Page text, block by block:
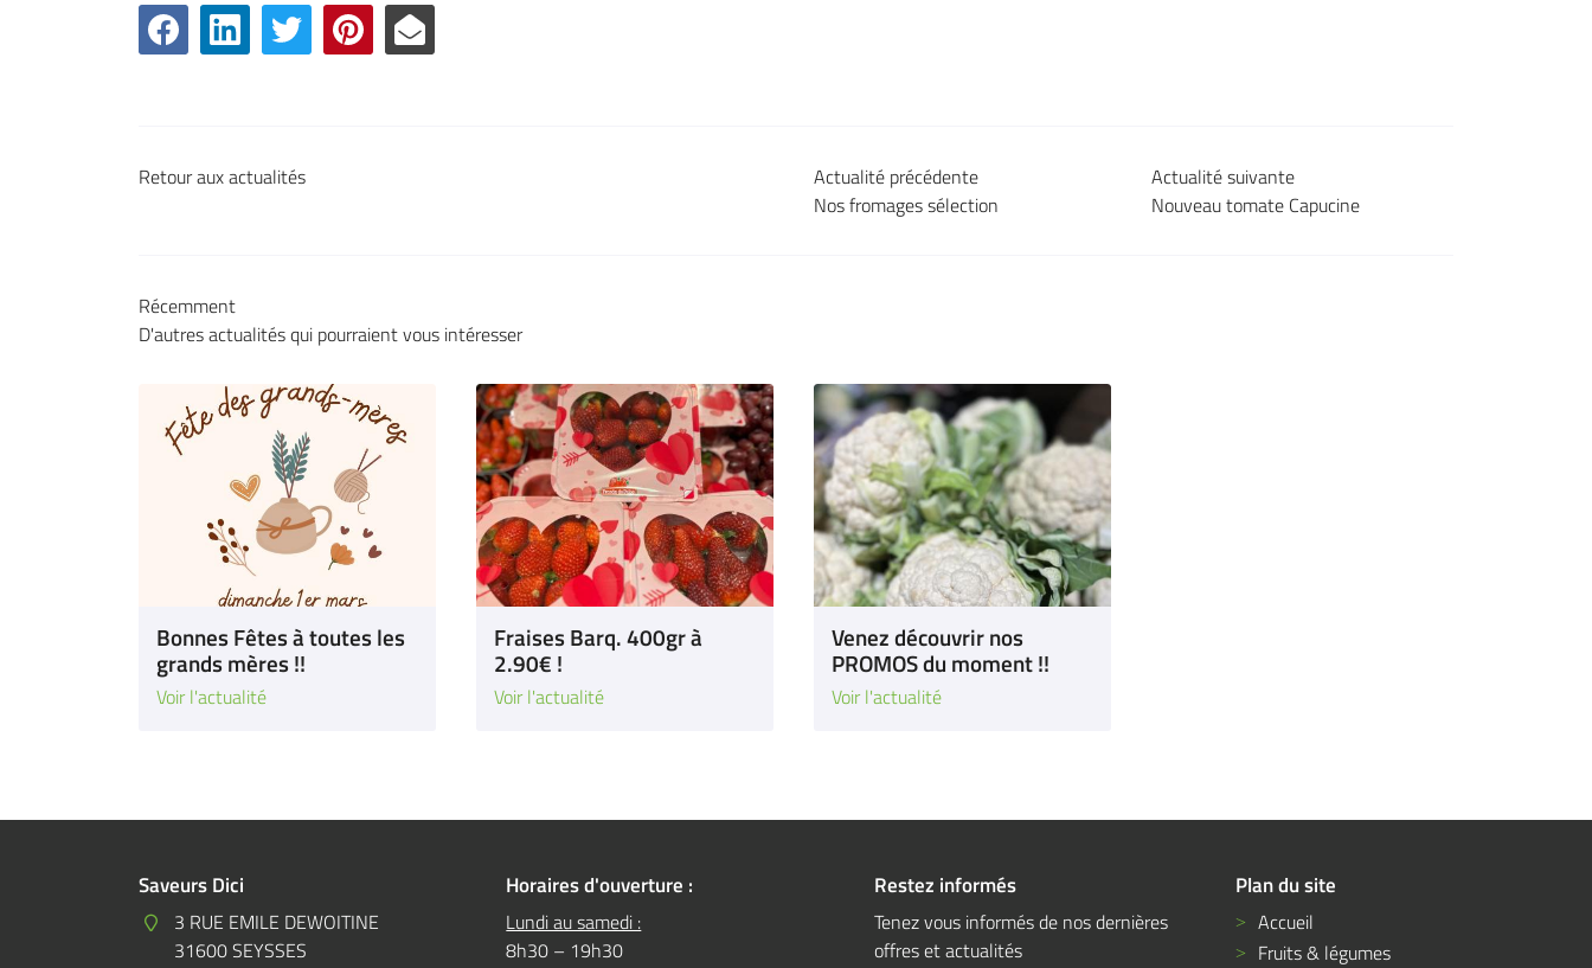
Retour aux actualités
Actualité précédente
Nos fromages sélection
Actualité suivante
Nouveau tomate Capucine
Récemment
D'autres actualités qui pourraient vous intéresser
Bonnes Fêtes à toutes les
grands mères !!
Voir l'actualité
Fraises Barq. 400gr à
2.90€ !
Voir l'actualité
Venez découvrir nos
PROMOS du moment !!
Voir l'actualité
Saveurs Dici
3 RUE EMILE DEWOITINE
31600 SEYSSES
Horaires d'ouverture :
Lundi au samedi :
8h30 – 19h30
Restez informés
Tenez vous informés de nos dernières
offres et actualités
Plan du site
Accueil
Fruits & légumes